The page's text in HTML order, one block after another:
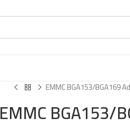
EMMC BGA153/BGA169
EMMC BGA153/